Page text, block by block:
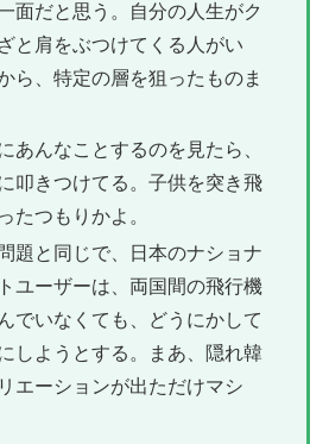
面だと思う。自分の人生がク
と肩をぶつけてくる人がい
ら、特定の層を狙ったものま
あんなことするのを見たら、
叩きつけてる。子供を突き飛
たつもりかよ。
題と同じで、日本のナショナ
ユーザーは、両国間の飛行機
でいなくても、どうにかして
しようとする。まあ、隠れ韓
エーションが出ただけマシ